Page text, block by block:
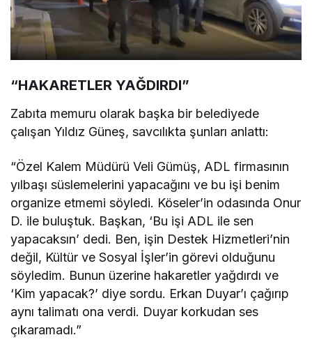
“HAKARETLER YAĞDIRDI”
Zabıta memuru olarak başka bir belediyede
çalışan Yıldız Güneş, savcılıkta şunları anlattı:
“Özel Kalem Müdürü Veli Gümüş, ADL firmasının
yılbaşı süslemelerini yapacağını ve bu işi benim
organize etmemi söyledi. Köseler’in odasında Onur
D. ile buluştuk. Başkan, ‘Bu işi ADL ile sen
yapacaksın’ dedi. Ben, işin Destek Hizmetleri’nin
değil, Kültür ve Sosyal İşler’in görevi olduğunu
söyledim. Bunun üzerine hakaretler yağdırdı ve
‘Kim yapacak?’ diye sordu. Erkan Duyar’ı çağırıp
aynı talimatı ona verdi. Duyar korkudan ses
çıkaramadı.”